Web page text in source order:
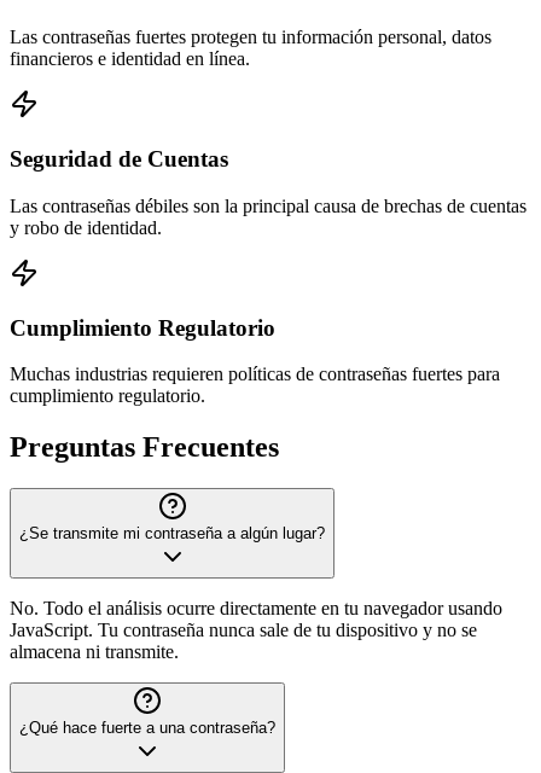
Las contraseñas fuertes protegen tu información personal, datos
financieros e identidad en línea.
Seguridad de Cuentas
Las contraseñas débiles son la principal causa de brechas de cuentas
y robo de identidad.
Cumplimiento Regulatorio
Muchas industrias requieren políticas de contraseñas fuertes para
cumplimiento regulatorio.
Preguntas Frecuentes
¿Se transmite mi contraseña a algún lugar?
No. Todo el análisis ocurre directamente en tu navegador usando
JavaScript. Tu contraseña nunca sale de tu dispositivo y no se
almacena ni transmite.
¿Qué hace fuerte a una contraseña?